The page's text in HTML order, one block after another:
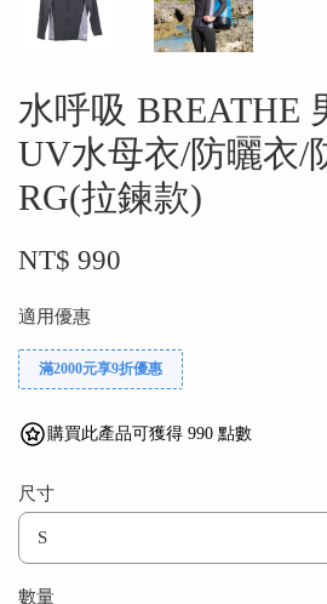
水呼吸 BREATHE
UV水母衣/防曬衣/
RG(拉鍊款)
NT$ 990
適用優惠
滿2000元享9折優惠
購買此產品可獲得 990 點數
尺寸
數量